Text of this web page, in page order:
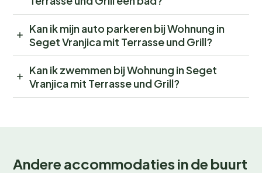
Kan ik mijn auto parkeren bij Wohnung in
Seget Vranjica mit Terrasse und Grill?
Kan ik zwemmen bij Wohnung in Seget
Vranjica mit Terrasse und Grill?
Andere accommodaties in de buurt